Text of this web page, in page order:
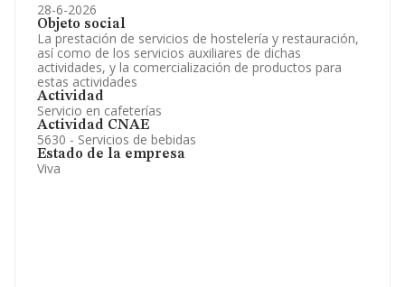
28-6-2026
Objeto social
La prestación de servicios de hostelería y restauración,
así como de los servicios auxiliares de dichas
actividades, y la comercialización de productos para
estas actividades
Actividad
Servicio en cafeterías
Actividad CNAE
5630 - Servicios de bebidas
Estado de la empresa
Viva